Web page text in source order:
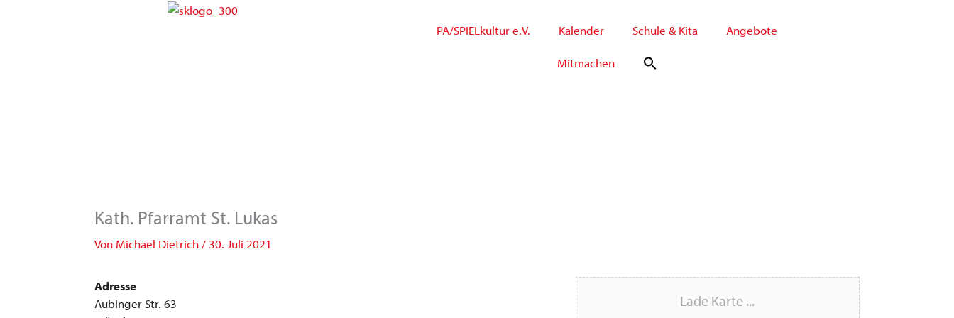
PA/SPIELkultur e.V. Kalender Schule & Kita Angebote
Mitmachen
Kath. Pfarramt St. Lukas
Von Michael Dietrich / 30. Juli 2021
Lade Karte ...
Adresse
Aubinger Str. 63